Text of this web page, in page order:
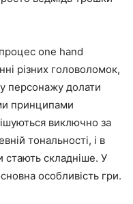
one hand
різних головоломок,
персонажу долати
принципами
виключно за
тональності, і в
стають складніше. У
особливість гри.